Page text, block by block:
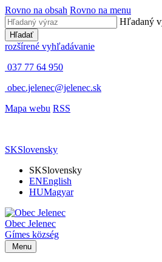
Rovno na obsah Rovno na menu
Hľadaný
Hľadať
rozšírené vyhľadávanie
037 77 64 950
obec.jelenec@jelenec.sk
Mapa webu RSS
SKSlovensky
SKSlovensky
ENEnglish
HUMagyar
Obec Jelenec
Gímes község
Menu